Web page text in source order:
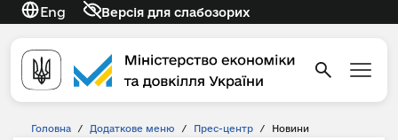
Eng Версія для слабозорих
Головна / Додаткове меню / Прес-центр / Новини